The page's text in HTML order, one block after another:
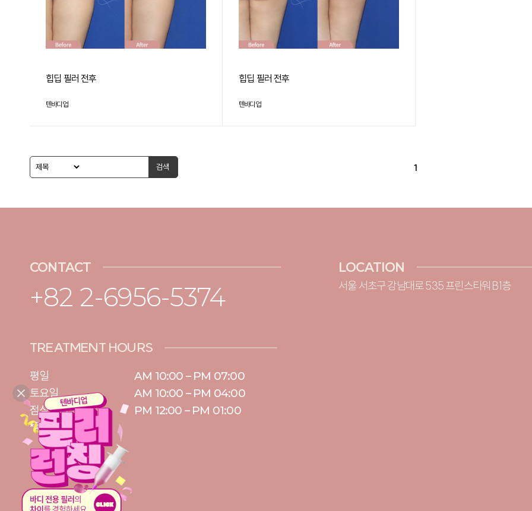
힙딥 필러 전후
텐바디업
힙딥 필러 전후
텐바디업
검색 1
CONTACT
+82 2-6956-5374
TREATMENT HOURS
평일
토요일
점심시간
AM 10:00 – PM 07:00
AM 10:00 – PM 04:00
PM 12:00 – PM 01:00
* 일요일/공휴일 휴무
LOCATION
서울 서초구 강남대로 535 프린스타워 B1층